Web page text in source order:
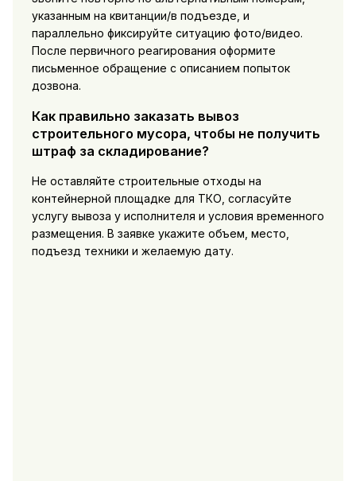
указанным на квитанции/в подъезде, и
параллельно фиксируйте ситуацию фото/видео.
После первичного реагирования оформите
письменное обращение с описанием попыток
дозвона.
Как правильно заказать вывоз
строительного мусора, чтобы не получить
штраф за складирование?
Не оставляйте строительные отходы на
контейнерной площадке для ТКО, согласуйте
услугу вывоза у исполнителя и условия временного
размещения. В заявке укажите объем, место,
подъезд техники и желаемую дату.